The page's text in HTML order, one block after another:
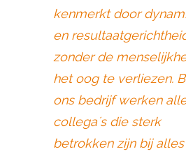
kenmerkt door
en
zonder de
het oog te verliezen.
ons bedrijf werken
collega´s die sterk
betrokken zijn bij